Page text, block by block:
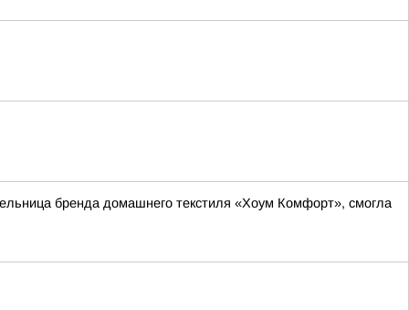
бренда домашнего текстиля «Хоум Комфорт», смогла